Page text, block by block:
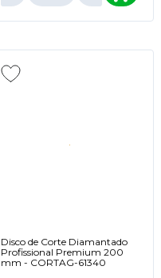
Disco de Corte Diamantado
Profissional Premium 200
mm - CORTAG-61340